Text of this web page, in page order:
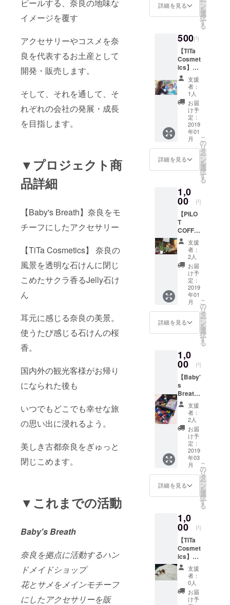
ピールする、奈良の地味な
イメージを覆す
アクセサリーやコスメを奈
良を代表するお土産として
開発・販売します。
そして、それを通して、そ
れぞれの会社の発展・成長
を目指します。
▼プロジェクト商
品詳細
【Baby's Breath】奈良をモ
チーフにしたアクセサリー
【TiTa Cosmetics】 奈良の
風景を透明な石けんに閉じ
こめたサクラ香るJelly石け
ん
耳元に感じる奈良の美景。
使うたび感じる石けんの桜
香。
国内外の観光客様がお帰り
になられた後も
いつでもどこでも幸せな旅
の思い出に浸れるよう。
美しき古都奈良をぎゅっと
閉じこめます。
▼これまでの活動
Baby's Breath
奈良を拠点に活動するハン
ドメイドショップ
花とサメをメインモチーフ
にしたアクセサリーを販
詳細を見る ン
を
選
択
す
る
500円
【TiTa
Cosmet
ics】プ
ロフ用
写真・
映え写
真撮
影！ メ
イク
アップ
アドア
ドバイ
ザーに
よるメ
イク
アップ
自分で
は撮れ
ないよ
うな、
ちょっ
ときち
んとし
た 写真
を撮っ
てみた
い方向
けで
す。
Baby's
Breath
のアク
セサ
す！ ＊
日程
2019年
1~3月内
＊奈良
市内
尚、交
通費・
滞在費
は自己
負担は
自己負
担とな
りま
す。
支援
者：
1人
お届
け予
定：
2019
年01
月
詳細を見る
こ
の
リ
タ
ー
ン
を
選
択
す
る
1,0
00 円
【PILO
T
COFFE
E】全ド
リンク
１cup５
０円引
きしま
す！
支援
者：
2人
お届
け予
定：
2019
年01
月
詳細を見る
こ
の
リ
タ
ー
ン
を
選
択
す
る
1,0
00 円
【Baby'
s
Breath
】ブリ
ザード
フラ
ワーピ
アス提
供！ 本
物の花
で出来
た可愛
くも洗
練され
たピア
スで
元で感
じる自
然の音
色はな
んとも
癒され
ます
よ。
支援
者：
2人
お届
け予
定：
2019
年03
月
詳細を見る
こ
の
リ
タ
ー
ン
を
選
択
す
る
1,0
00 円
【TiTa
Cosmet
ics】ス
キンケ
ア・メ
イク
アップ
セミ
支援
者：
0人
お届
け予